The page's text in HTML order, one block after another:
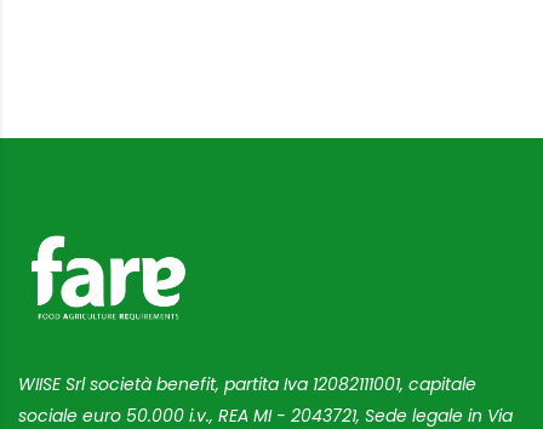
WIISE Srl società benefit, partita Iva 12082111001, capitale
sociale euro 50.000 i.v., REA MI - 2043721, Sede legale in Via